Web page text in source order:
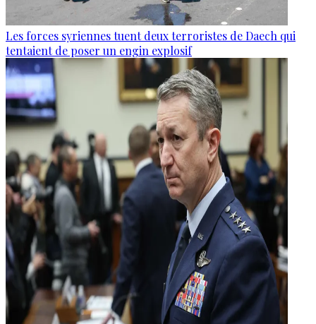
Les forces syriennes tuent deux terroristes de Daech qui
tentaient de poser un engin explosif